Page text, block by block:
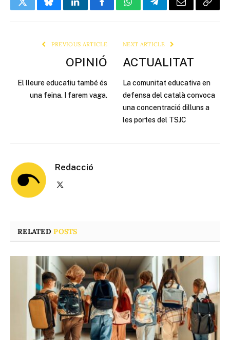
TwitterBlueskyLinkedInFacebookWhatsAppTelegramEmail Copy
PREVIOUS ARTICLE
OPINIÓ
El lleure educatiu també és
una feina. I farem vaga.
NEXT ARTICLE
ACTUALITAT
La comunitat educativa en
defensa del català convoca
una concentració dilluns a
les portes del TSJC
Redacció
RELATEDPOSTS